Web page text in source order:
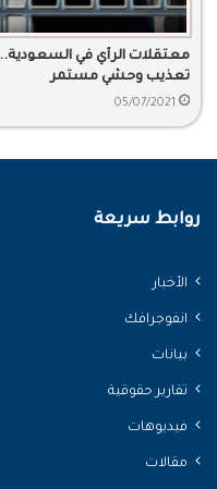
معتقلات الرأي في السعودية..
تعذيب وحشي مستمر
05/07/2021
روابط سريعة
الأخبار
انفوجرافك
بيانات
تقارير حقوقية
فيديوهات
مقالات